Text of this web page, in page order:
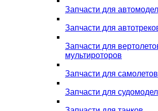
Запчасти для
Запчасти для
Запчасти для
мультироторов
Запчасти для самолетов
Запчасти для